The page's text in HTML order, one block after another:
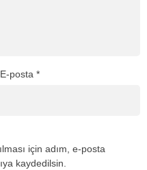
E-posta*
için adım, e-posta
kaydedilsin.